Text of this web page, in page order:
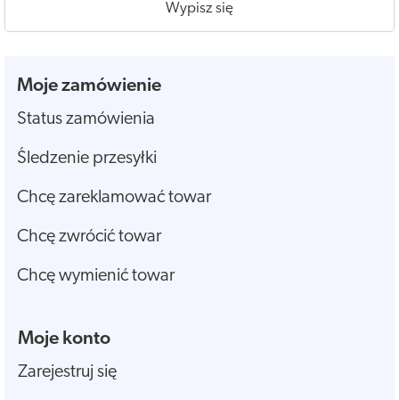
Wypisz się
Moje zamówienie
Status zamówienia
Śledzenie przesyłki
Chcę zareklamować towar
Chcę zwrócić towar
Chcę wymienić towar
Moje konto
Zarejestruj się